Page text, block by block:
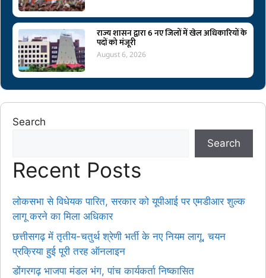
राज्य शासन द्वारा 6 नए जिलों में खेल अधिकारियों के
पदों को मंजूरी
August 6, 2026
Search
Search
Recent Posts
लोकसभा से विधेयक पारित, सरकार को यूपीआई पर एमडीआर शुल्क
लागू करने का मिला अधिकार
छत्तीसगढ़ में तृतीय-चतुर्थ श्रेणी भर्ती के नए नियम लागू, चयन
प्रक्रिया हुई पूरी तरह ऑनलाइन
डोंगरगढ़ भाजपा मंडल भंग, पांच कार्यकर्ता निष्कासित